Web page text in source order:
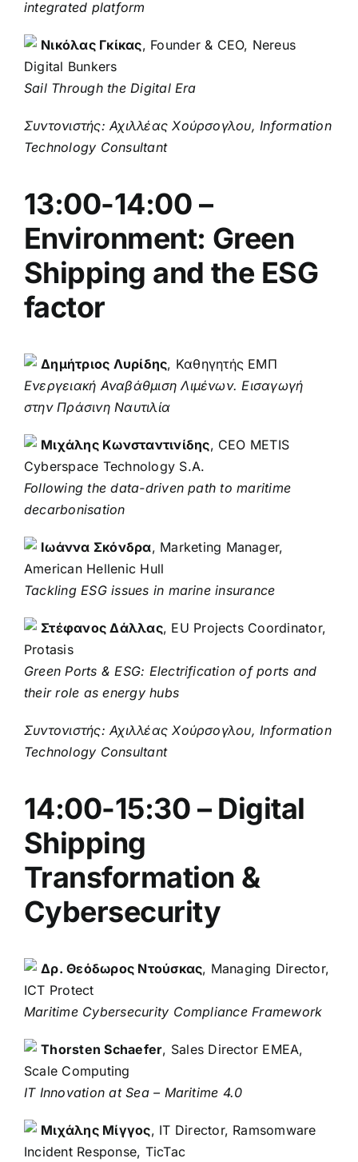
integrated platform
Νικόλας Γκίκας, Founder & CEO, Nereus
Digital Bunkers
Sail Through the Digital Era
Συντονιστής: Αχιλλέας Χούρσογλου, Information
Technology Consultant
13:00-14:00 –
Environment: Green
Shipping and the ESG
factor
Δημήτριος Λυρίδης, Καθηγητής ΕΜΠ
Ενεργειακή Αναβάθμιση Λιμένων. Εισαγωγή
στην Πράσινη Ναυτιλία
Μιχάλης Κωνσταντινίδης, CEO METIS
Cyberspace Technology S.A.
Following the data-driven path to maritime
decarbonisation
Ιωάννα Σκόνδρα, Marketing Manager,
American Hellenic Hull
Tackling ESG issues in marine insurance
Στέφανος Δάλλας, EU Projects Coordinator,
Protasis
Green Ports & ESG: Electrification of ports and
their role as energy hubs
Συντονιστής: Αχιλλέας Χούρσογλου, Information
Technology Consultant
14:00-15:30 – Digital
Shipping
Transformation &
Cybersecurity
Δρ. Θεόδωρος Ντούσκας, Managing Director,
ICT Protect
Maritime Cybersecurity Compliance Framework
Thorsten Schaefer, Sales Director EMEA,
Scale Computing
IT Innovation at Sea – Maritime 4.0
Μιχάλης Μίγγος, IT Director, Ramsomware
Incident Response, TicTac